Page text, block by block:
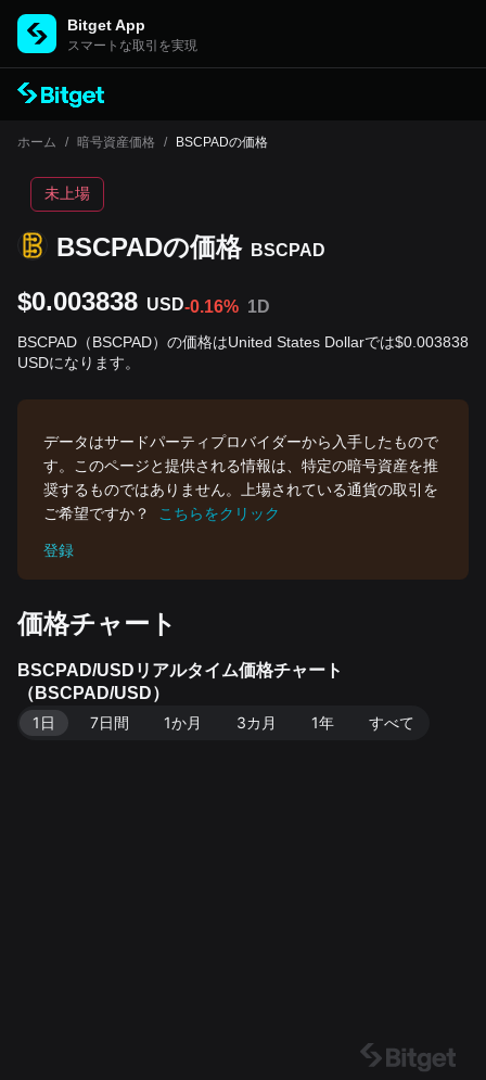
Bitget App
スマートな取引を実現
ホーム / 暗号資産価格 / BSCPADの価格
BSCPADの‌価格 BSCPAD
未上場
$0.003838 USD-0.16% 1D
BSCPAD（BSCPAD）の価格はUnited States Dollarでは$0.003838
USDになります。
データはサードパーティプロバイダーから入手したもので
す。このページと提供される情報は、特定の暗号資産を推
奨するものではありません。上場されている通貨の取引を
ご希望ですか？
こちらをクリック
登録
価格チャート
BSCPAD/USDリアルタイム価格チャート
（BSCPAD/USD）
1日
7日間 1か月 3カ月 1年 すべて